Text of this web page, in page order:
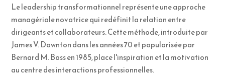
Le leadership transformationnel représente une approche
managériale novatrice qui redéfinit la relation entre
dirigeants et collaborateurs. Cette méthode, introduite par
James V. Downton dans les années 70 et popularisée par
Bernard M. Bass en 1985, place l'inspiration et la motivation
au centre des interactions professionnelles.